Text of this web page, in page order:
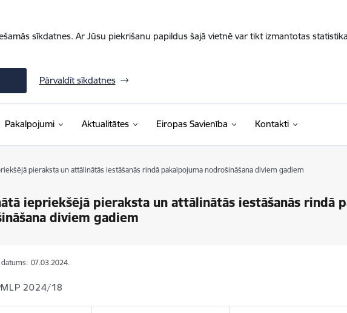
sīkdatnes. Ar Jūsu piekrišanu papildus šajā vietnē var tikt izmantotas
Pārvaldīt sīkdatnes
Pakalpojumi Aktualitātes Eiropas Savienība Kontakti
pieraksta un attālinātās iestāšanās rindā pakalpojuma nodrošināšana diviem gadiem
iepriekšējā pieraksta un attālinātās iestāšanās rindā
diviem gadiem
07.03.2024.
2024/18